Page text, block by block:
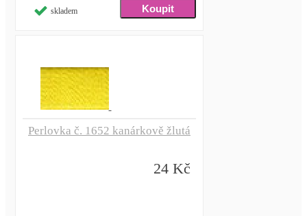
skladem
Perlovka č. 1652 kanárkově žlutá
24 Kč